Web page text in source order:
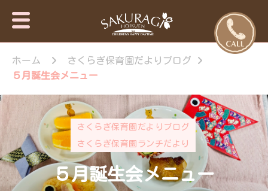
保育園・東
京日の出
野市【さく
らぎ保育
園】
について · 園施
特色 · 入園のご
案内 · 未就園児
教室 · 園のいち
さくらぎ保育園
だより · さくら
ぎ保育園 。子
ども達はもちろ
ホーム
さくらぎ保育園だよりブログ
５月誕生会メニュー
さくらぎ保育園だよりブログ
さくらぎ保育園ランチだより
５月誕生会メニュー